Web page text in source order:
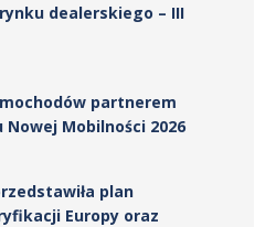
dealerskiego – III
partnerem
Mobilności 2026
plan
Europy oraz